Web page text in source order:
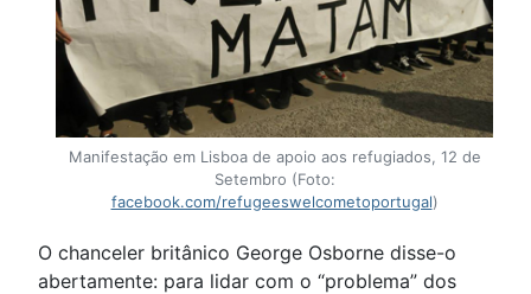
Manifestação em Lisboa de apoio aos refugiados, 12 de
Setembro (Foto:
facebook.com/refugeeswelcometoportugal)
O chanceler britânico George Osborne disse-o
abertamente: para lidar com o “problema” dos